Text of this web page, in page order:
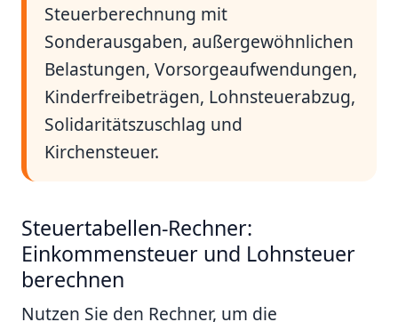
Steuerberechnung mit
Sonderausgaben, außergewöhnlichen
Belastungen, Vorsorgeaufwendungen,
Kinderfreibeträgen, Lohnsteuerabzug,
Solidaritätszuschlag und
Kirchensteuer.
Steuertabellen-Rechner:
Einkommensteuer und Lohnsteuer
berechnen
Nutzen Sie den Rechner, um die